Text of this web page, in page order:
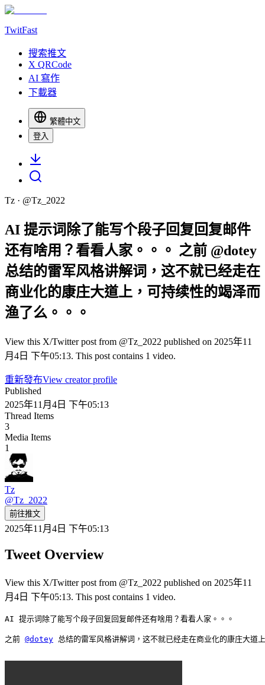
TwitFast
搜索推文
X QRCode
AI 寫作
下載器
繁體中文
登入
Tz · @Tz_2022
AI 提示词除了能写个段子回复回复邮件
还有啥用？看看人家。。。 之前 @dotey
总结的雷军风格讲解词，这不就已经走在
商业化的康庄大道上，可持续性的竭泽而
渔了么。。。
View this X/Twitter post from @Tz_2022 published on 2025年11
月4日 下午05:13. This post contains 1 video.
重新發布View creator profile
Published
2025年11月4日 下午05:13
Thread Items
3
Media Items
1
Tz
@Tz_2022
前往推文
2025年11月4日 下午05:13
Tweet Overview
View this X/Twitter post from @Tz_2022 published on 2025年11
月4日 下午05:13. This post contains 1 video.
AI 提示词除了能写个段子回复回复邮件还有啥用？看看人家。。。
之前 @dotey 总结的雷军风格讲解词，这不就已经走在商业化的康庄大道